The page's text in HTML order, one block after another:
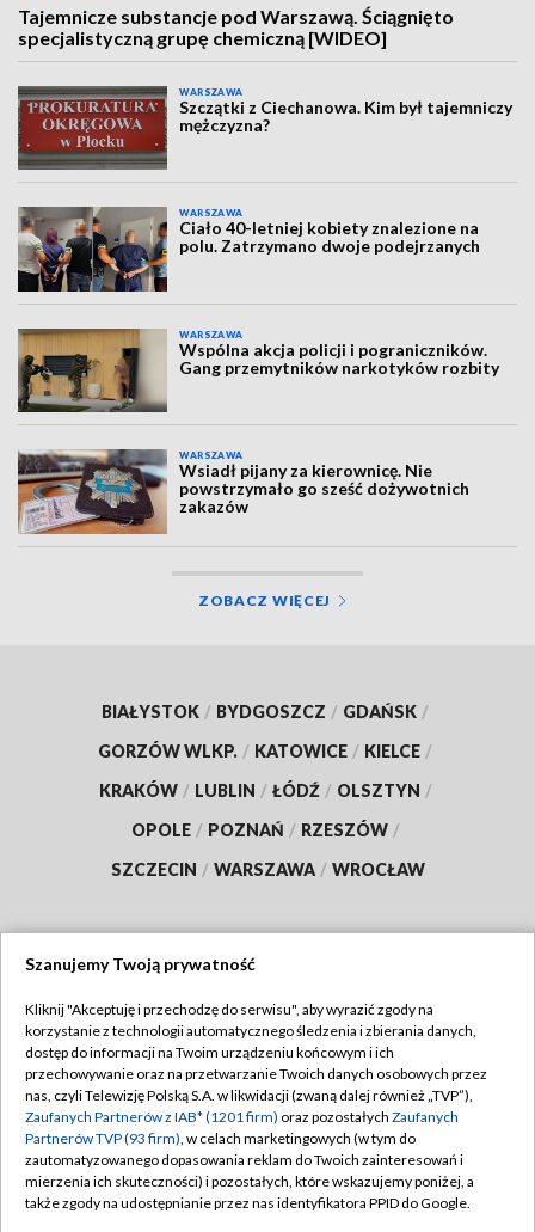
Tajemnicze substancje pod Warszawą. Ściągnięto
specjalistyczną grupę chemiczną [WIDEO]
WARSZAWA
Szczątki z Ciechanowa. Kim był tajemniczy
mężczyzna?
WARSZAWA
Ciało 40-letniej kobiety znalezione na
polu. Zatrzymano dwoje podejrzanych
WARSZAWA
Wspólna akcja policji i pograniczników.
Gang przemytników narkotyków rozbity
WARSZAWA
Wsiadł pijany za kierownicę. Nie
powstrzymało go sześć dożywotnich
zakazów
ZOBACZ WIĘCEJ
BIAŁYSTOK / BYDGOSZCZ / GDAŃSK /
GORZÓW WLKP. / KATOWICE / KIELCE /
KRAKÓW / LUBLIN / ŁÓDŹ / OLSZTYN /
OPOLE / POZNAŃ / RZESZÓW /
SZCZECIN / WARSZAWA / WROCŁAW
TVP
Abonament TVP
Emisja w TVP
Centrum informacji TVP
Naziemna Telewizja Cyfrowa
Regulamin TVP
Polityka prywatności
Moje zgody
Pomoc
Szanujemy Twoją prywatność
Kliknij "Akceptuję i przechodzę do serwisu", aby wyrazić zgody na
korzystanie z technologii automatycznego śledzenia i zbierania danych,
dostęp do informacji na Twoim urządzeniu końcowym i ich
przechowywanie oraz na przetwarzanie Twoich danych osobowych przez
nas, czyli Telewizję Polską S.A. w likwidacji (zwaną dalej również „TVP”),
Zaufanych Partnerów z IAB* (1201 firm) oraz pozostałych Zaufanych
Partnerów TVP (93 firm), w celach marketingowych (w tym do
zautomatyzowanego dopasowania reklam do Twoich zainteresowań i
mierzenia ich skuteczności) i pozostałych, które wskazujemy poniżej, a
także zgody na udostępnianie przez nas identyfikatora PPID do Google.